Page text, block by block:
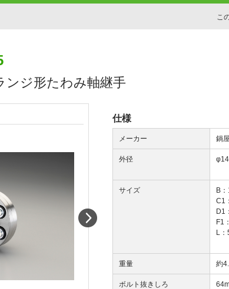
こ
ンジ形たわみ軸継手
仕様
メーカー 鍋
外径
サイズ
B
C1
D1
F1
L
重量 約
ボルト抜きしろ